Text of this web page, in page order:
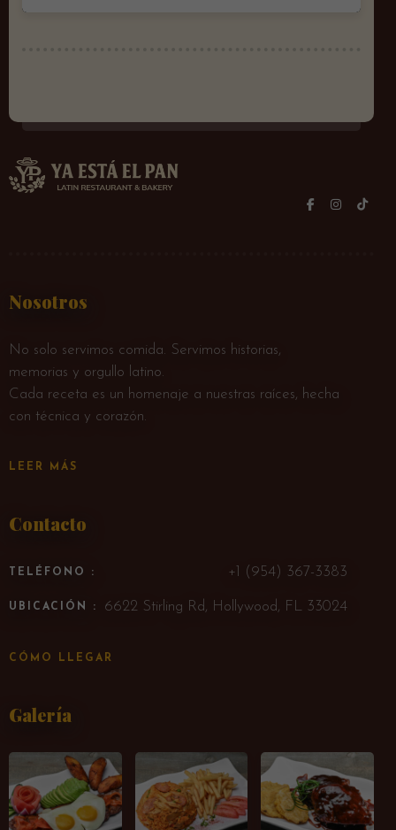
Nosotros
No solo servimos comida. Servimos historias,
memorias y orgullo latino.
Cada receta es un homenaje a nuestras raíces, hecha
con técnica y corazón.
LEER MÁS
Contacto
TELÉFONO : +1 (954) 367-3383
UBICACIÓN : 6622 Stirling Rd, Hollywood, FL 33024
CÓMO LLEGAR
Galería